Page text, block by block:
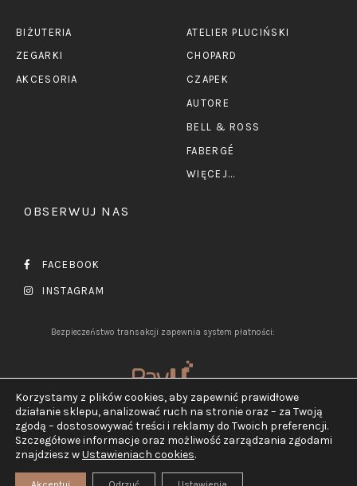
BIŻUTERIA
ZEGARKI
AKCESORIA
ATELIER PLUCIŃSKI
CHOPARD
CZAPEK
AUTORE
BELL & ROSS
FABERGÉ
WIĘCEJ...
OBSERWUJ NAS
FACEBOOK
INSTAGRAM
Bezpieczeństwo transakcji zapewnia system płatności:
2026 ©Jubiler Pluciński.
Wszelkie prawa zastrzeżone.
Korzystamy z plików cookies, aby zapewnić prawidłowe
działanie sklepu, analizować ruch na stronie oraz – za Twoją
zgodą – dostosowywać treści i reklamy do Twoich preferencji.
Szczegółowe informacje oraz możliwość zarządzania zgodami
znajdziesz wUstawieniach cookies.